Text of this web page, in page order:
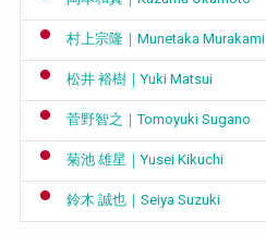
村上宗隆｜Munetaka Murakami
松井 裕樹｜Yuki Matsui
菅野智之｜Tomoyuki Sugano
菊池 雄星｜Yusei Kikuchi
鈴木 誠也｜Seiya Suzuki